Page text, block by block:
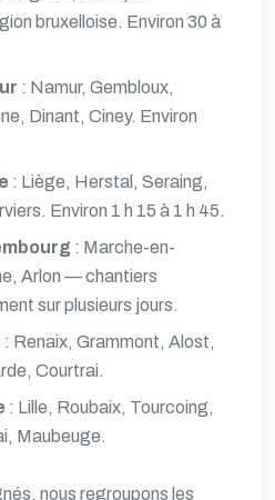
bruxelloise. Environ 30 à
: Namur, Gembloux,
Dinant, Ciney. Environ
: Liège, Herstal, Seraing,
Environ 1 h 15 à 1 h 45.
: Marche-en-
Arlon — chantiers
sur plusieurs jours.
: Renaix, Grammont, Alost,
Courtrai.
: Lille, Roubaix, Tourcoing,
Maubeuge.
nous regroupons les